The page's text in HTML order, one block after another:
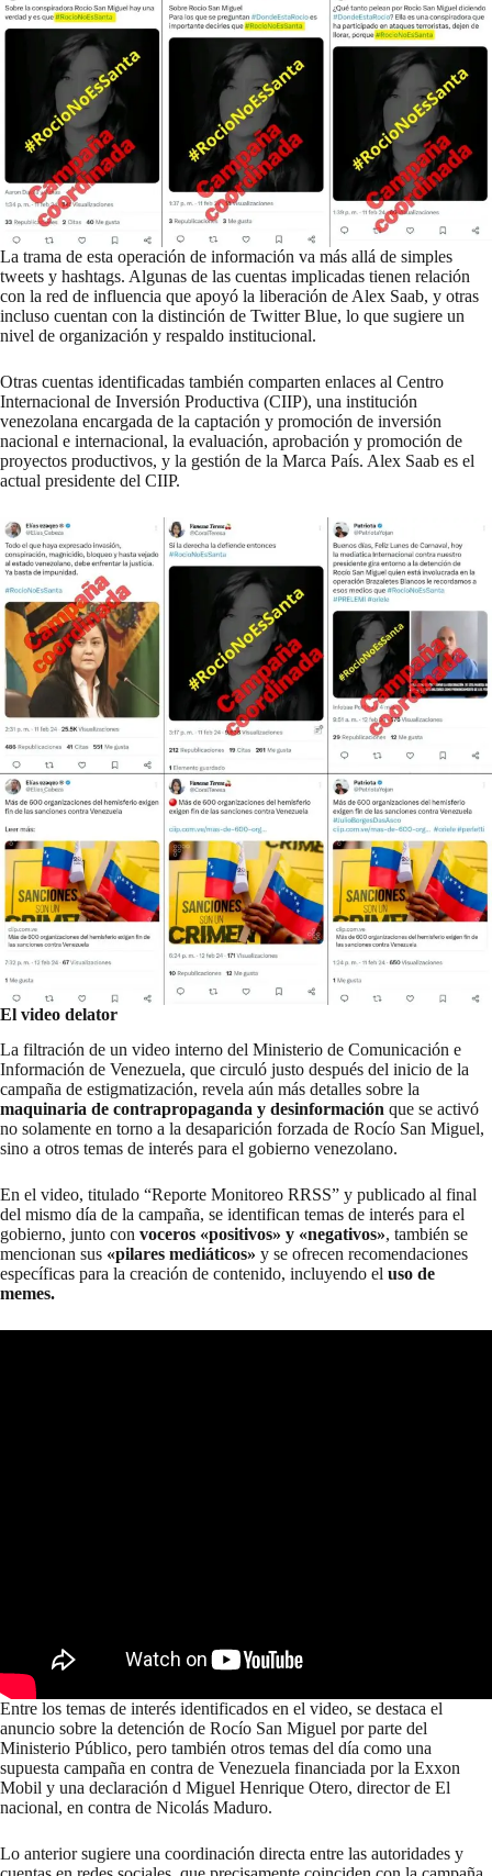
La trama de esta operación de información va más allá de simples
tweets y hashtags. Algunas de las cuentas implicadas tienen relación
con la red de influencia que apoyó la liberación de Alex Saab, y otras
incluso cuentan con la distinción de Twitter Blue, lo que sugiere un
nivel de organización y respaldo institucional.
Otras cuentas identificadas también comparten enlaces al Centro
Internacional de Inversión Productiva (CIIP), una institución
venezolana encargada de la captación y promoción de inversión
nacional e internacional, la evaluación, aprobación y promoción de
proyectos productivos, y la gestión de la Marca País. Alex Saab es el
actual presidente del CIIP.
El video delator
La filtración de un video interno del Ministerio de Comunicación e
Información de Venezuela, que circuló justo después del inicio de la
campaña de estigmatización, revela aún más detalles sobre la
maquinaria de contrapropaganda y desinformación que se activó
no solamente en torno a la desaparición forzada de Rocío San Miguel,
sino a otros temas de interés para el gobierno venezolano.
En el video, titulado “Reporte Monitoreo RRSS” y publicado al final
del mismo día de la campaña, se identifican temas de interés para el
gobierno, junto con voceros «positivos» y «negativos», también se
mencionan sus «pilares mediáticos» y se ofrecen recomendaciones
específicas para la creación de contenido, incluyendo el uso de
memes.
Entre los temas de interés identificados en el video, se destaca el
anuncio sobre la detención de Rocío San Miguel por parte del
Ministerio Público, pero también otros temas del día como una
supuesta campaña en contra de Venezuela financiada por la Exxon
Mobil y una declaración d Miguel Henrique Otero, director de El
nacional, en contra de Nicolás Maduro.
Lo anterior sugiere una coordinación directa entre las autoridades y